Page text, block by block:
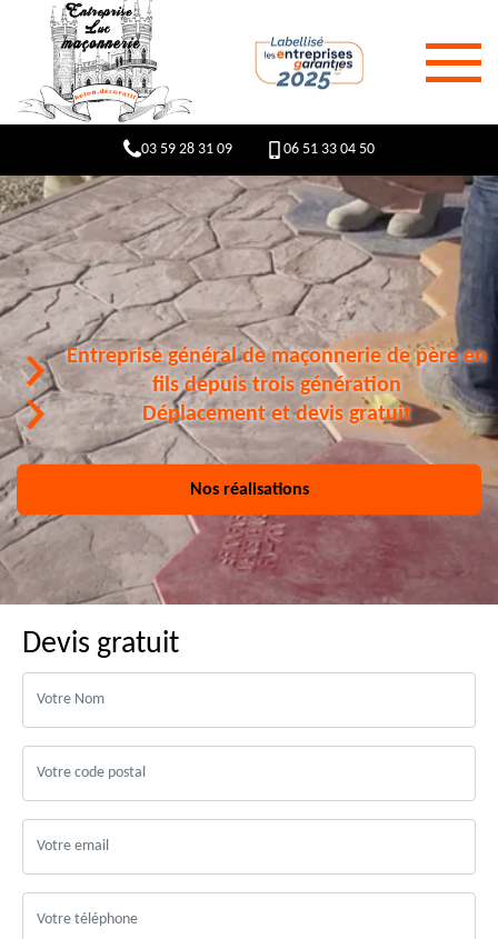
03 59 28 31 09 06 51 33 04 50
Entreprise général de maçonnerie de père en
fils depuis trois génération
Déplacement et devis gratuit
Nos réalisations
Devis gratuit